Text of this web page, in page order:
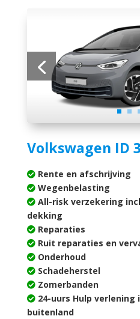
Volkswagen ID
Rente en afschrijving
Wegenbelasting
All-risk verzekering
dekking
Reparaties
Ruit reparaties en
Onderhoud
Schadeherstel
Zomerbanden
24-uurs Hulp verlening
buitenland